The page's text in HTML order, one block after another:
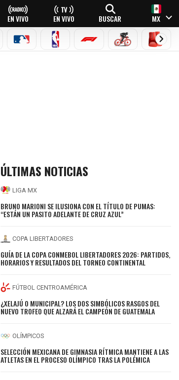
EN VIVO EN VIVO BUSCAR MX
MLB NBA FÓRMULA 1CICLISMOBOXEO
ÚLTIMAS NOTICIAS
LIGA MX
BRUNO MARIONI SE ILUSIONA CON EL TÍTULO DE PUMAS:
“ESTÁN UN PASITO ADELANTE DE CRUZ AZUL”
COPA LIBERTADORES
GUÍA DE LA COPA CONMEBOL LIBERTADORES 2026: PARTIDOS,
HORARIOS Y RESULTADOS DEL TORNEO CONTINENTAL
FÚTBOL CENTROAMÉRICA
¿XELAJÚ O MUNICIPAL? LOS DOS SIMBÓLICOS RASGOS DEL
NUEVO TROFEO QUE ALZARÁ EL CAMPEÓN DE GUATEMALA
OLÍMPICOS
SELECCIÓN MEXICANA DE GIMNASIA RÍTMICA MANTIENE A LAS
ATLETAS EN EL PROCESO OLÍMPICO TRAS LA POLÉMICA